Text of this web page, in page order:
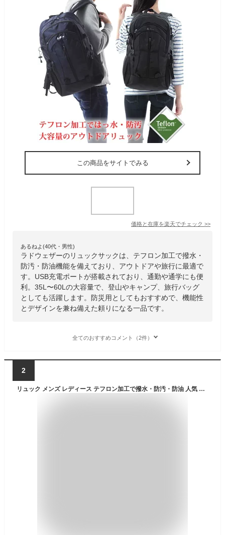
この商品をサイトでみる
価格と在庫を楽天でチェック >>
あるねよ(40代・男性)
ラドウェザーのリュックサックは、テフロン加工で撥水・
防汚・防油機能を備えており、アウトドアや旅行に最適で
す。USB充電ポートが搭載されており、通勤や通学にも便
利。35L〜60Lの大容量で、登山やキャンプ、旅行バッグ
としても活躍します。防災用としてもおすすめで、機能性
とデザインを兼ね備えた頼りになる一品です。
全てのおすすめコメント（2件）
2
リュック メンズ レディース テフロン加工で撥水・防汚・防油 人気 リュックサック USB充電ポート付き 通勤 通学 旅行 キャンプ 防災 アウトドア 旅行バッグ 35L 60L 大容量リュック 登山リュック アウトドア用品 キャンプ用品 バックパック【ラドウェザー LAD WEATHER】